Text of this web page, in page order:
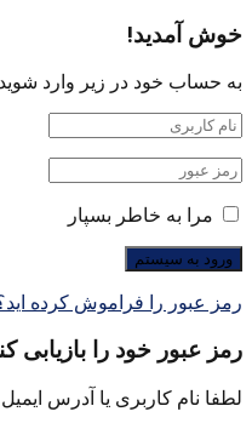
خوش آمدید!
به حساب خود در زیر وارد شوید
مرا به خاطر بسپار
رمز عبور را فراموش کرده
رمز عبور خود را بازیابی
لطفا نام کاربری یا آدرس